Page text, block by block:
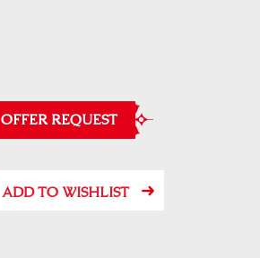
OFFER REQUEST
ADD TO WISHLIST